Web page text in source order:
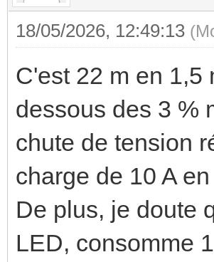
18/05/2026, 12:49:13
C'est 22 m en 1,5
dessous des 3 %
chute de tension
charge de 10 A
De plus, je doute
LED, consomme